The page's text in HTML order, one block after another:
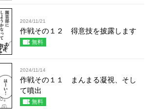
2024/11/21
作戦その１２ 得意技を披露します
無料
2024/11/14
作戦その１１ まんまる凝視、そし
て噴出
無料